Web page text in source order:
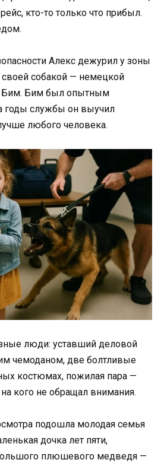
кто-то только что прибыл.
Алекс дежурил у зоны
собакой — немецкой
Бим. Бим был опытным
годы службы он выучил
любого человека.
люди: уставший деловой
чемоданом, две болтливые
костюмах, пожилая пара —
кого не обращал внимания.
подошла молодая семья
дочка лет пяти,
плюшевого медведя —